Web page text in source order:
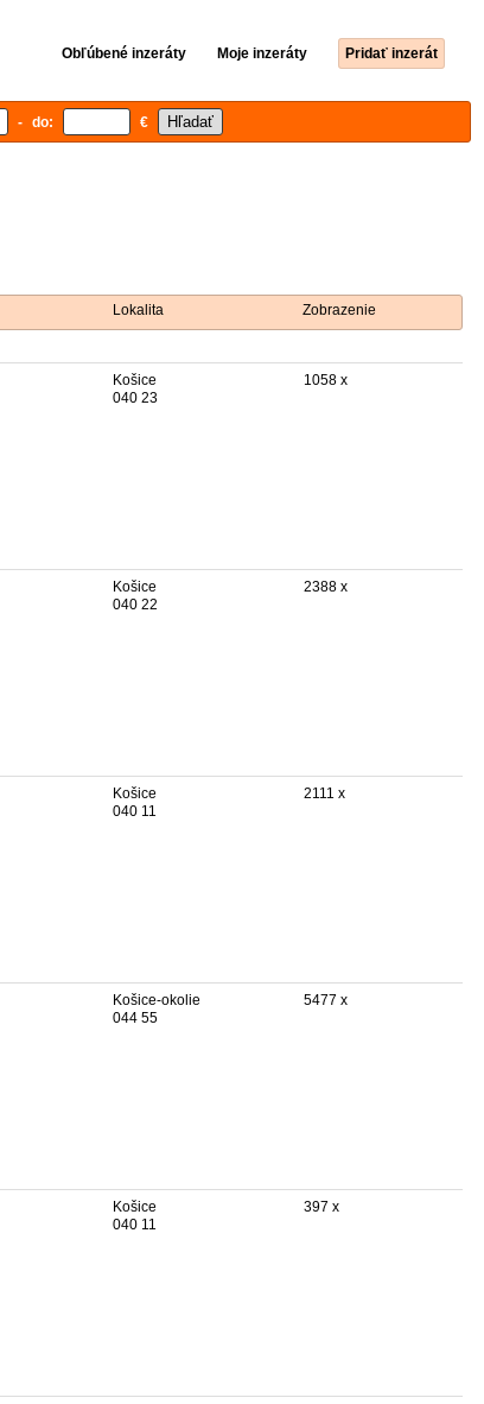
Obľúbené inzeráty Moje inzeráty Pridať inzerát
- do: €
Lokalita Zobrazenie
Košice
040 23
1058 x
Košice
040 22
2388 x
Košice
040 11
2111 x
Košice-okolie
044 55
5477 x
Košice
040 11
397 x